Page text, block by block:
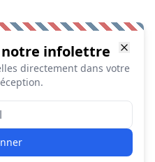
notre infolettre
directement dans votre